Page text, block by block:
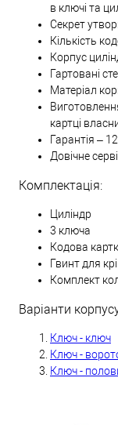
в ключі та
Секрет
Кількість
Корпус
Гартовані
Матеріал
картці
Гарантія –
Довічне
Комплектація:
Циліндр
3 ключа
Кодова
Гвинт для
Комплект
Варіанти
Ключ - ключ
Ключ -
Ключ -